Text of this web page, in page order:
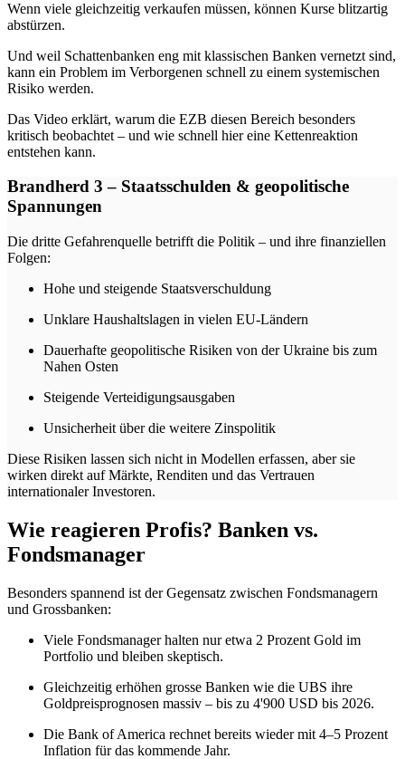
Wenn viele gleichzeitig verkaufen müssen, können Kurse blitzartig
abstürzen.
Und weil Schattenbanken eng mit klassischen Banken vernetzt sind,
kann ein Problem im Verborgenen schnell zu einem systemischen
Risiko werden.
Das Video erklärt, warum die EZB diesen Bereich besonders
kritisch beobachtet – und wie schnell hier eine Kettenreaktion
entstehen kann.
Brandherd 3 – Staatsschulden & geopolitische
Spannungen
Die dritte Gefahrenquelle betrifft die Politik – und ihre finanziellen
Folgen:
Hohe und steigende Staatsverschuldung
Unklare Haushaltslagen in vielen EU-Ländern
Dauerhafte geopolitische Risiken von der Ukraine bis zum
Nahen Osten
Steigende Verteidigungsausgaben
Unsicherheit über die weitere Zinspolitik
Diese Risiken lassen sich nicht in Modellen erfassen, aber sie
wirken direkt auf Märkte, Renditen und das Vertrauen
internationaler Investoren.
Wie reagieren Profis? Banken vs.
Fondsmanager
Besonders spannend ist der Gegensatz zwischen Fondsmanagern
und Grossbanken:
Viele Fondsmanager halten nur etwa 2 Prozent Gold im
Portfolio und bleiben skeptisch.
Gleichzeitig erhöhen grosse Banken wie die UBS ihre
Goldpreisprognosen massiv – bis zu 4'900 USD bis 2026.
Die Bank of America rechnet bereits wieder mit 4–5 Prozent
Inflation für das kommende Jahr.